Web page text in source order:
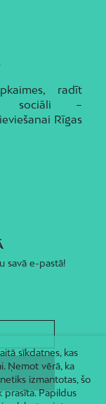
radīt
sociāli –
Rīgas
savā e-pastā!
sīkdatnes, kas
Ņemot vērā, ka
izmantotas, šo
prasīta. Papildus